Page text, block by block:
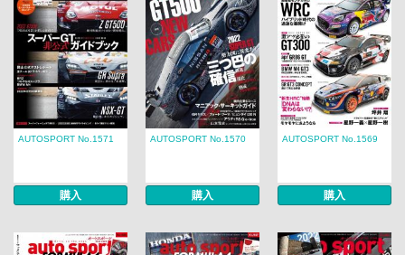
AUTOSPORT No.1571
購入
AUTOSPORT No.1570
購入
AUTOSPORT No.1569
購入